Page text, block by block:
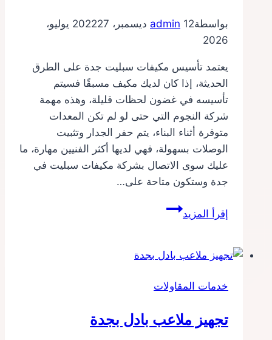
بواسطة admin 12 ديسمبر، 2022
27 يوليو،
2026
يعتمد تأسيس مكيفات سبليت جدة على الطرق
الحديثة، إذا كان لديك مكيف مسبقًا فسيتم
تأسيسه في غضون لحظات قليلة، وهذه مهمة
شركة النجوم التي حتى لو لم تكن المعدات
متوفرة أثناء البناء، يتم حفر الجدار وتثبيت
الوصلات بسهولة، فهي لديها أكثر الفنيين مهارة، ما
عليك سوى الاتصال بشركة مكيفات سبليت في
جدة وستكون متاحة على…
إقرأ المزيدتأسيس
جدة
خدمات المقاولات
تجهيز ملاعب بادل بجدة